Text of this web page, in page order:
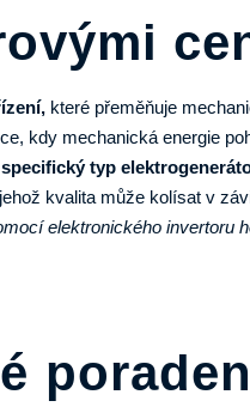
které přeměňuje
kdy mechanická energie
typ
kvalita může kolísat v
elektronického invertoru